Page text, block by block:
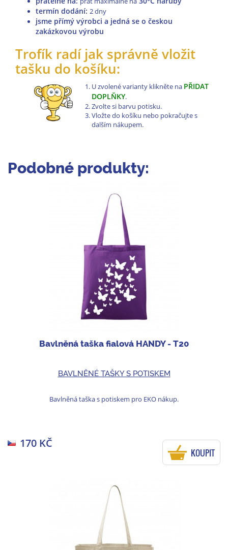
termín dodání: 2 dny
jsme přímý výrobci a jedná se o českou
zakázkovou výrobu
Trofík radí jak správně vložit
tašku do košíku:
U zvolené varianty klikněte na PŘIDAT
DOPLŇKY.
Zvolte si barvu potisku.
Vložte do košíku nebo pokračujte s
dalším nákupem.
Podobné produkty:
Bavlněná taška fialová HANDY - T20
BAVLNĚNÉ TAŠKY S POTISKEM
Bavlněná taška s potiskem pro EKO nákup.
170 KČ
KOUPIT